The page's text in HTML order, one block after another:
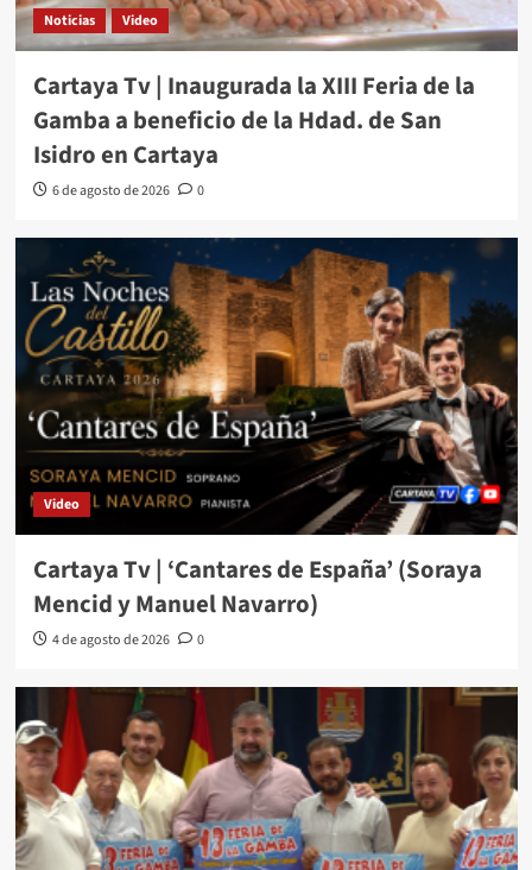
Noticias Video
Cartaya Tv | Inaugurada la XIII Feria de la
Gamba a beneficio de la Hdad. de San
Isidro en Cartaya
6 de agosto de 2026 0
Video
Cartaya Tv | ‘Cantares de España’ (Soraya
Mencid y Manuel Navarro)
4 de agosto de 2026 0